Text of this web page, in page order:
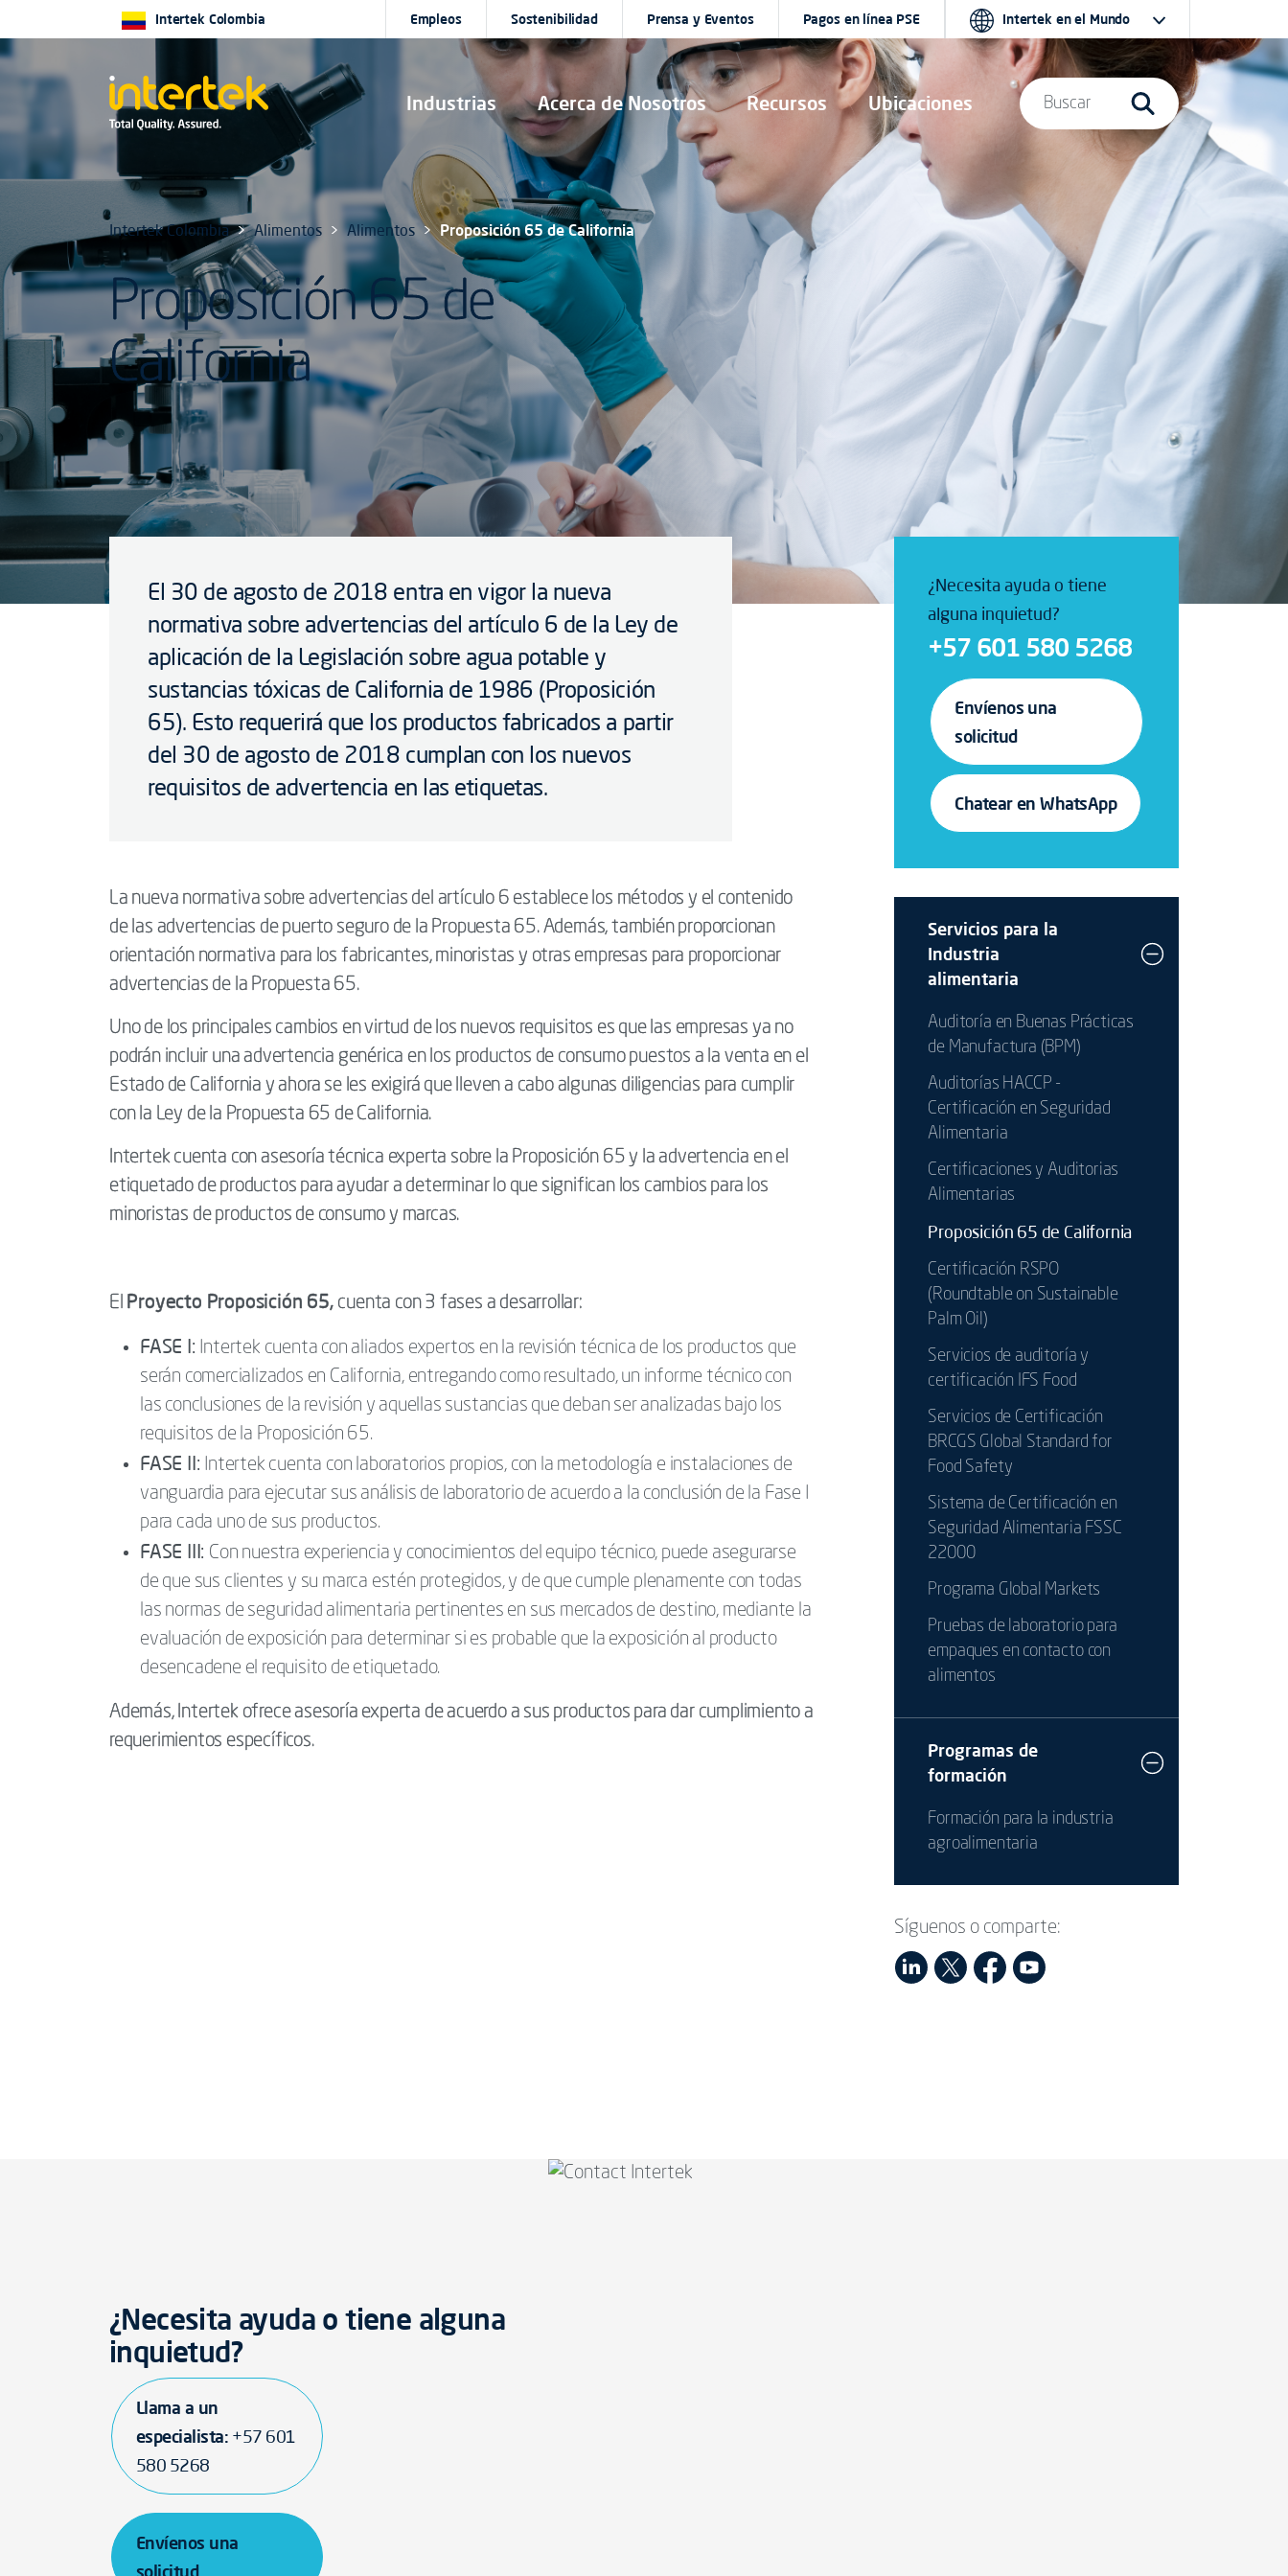
Industrias Acerca de Nosotros Recursos Ubicaciones
Intertek Colombia Empleos Sostenibilidad Prensa y Eventos Pagos en línea PSE Intertek en el Mundo
Buscar
Intertek Colombia Alimentos Alimentos Proposición 65 de California
Proposición 65 de
California
El 30 de agosto de 2018 entra en vigor la nueva
normativa sobre advertencias del artículo 6 de la Ley de
aplicación de la Legislación sobre agua potable y
sustancias tóxicas de California de 1986 (Proposición
65). Esto requerirá que los productos fabricados a partir
del 30 de agosto de 2018 cumplan con los nuevos
requisitos de advertencia en las etiquetas.
La nueva normativa sobre advertencias del artículo 6 establece los métodos y el contenido
de las advertencias de puerto seguro de la Propuesta 65. Además, también proporcionan
orientación normativa para los fabricantes, minoristas y otras empresas para proporcionar
advertencias de la Propuesta 65.
Uno de los principales cambios en virtud de los nuevos requisitos es que las empresas ya no
podrán incluir una advertencia genérica en los productos de consumo puestos a la venta en el
Estado de California y ahora se les exigirá que lleven a cabo algunas diligencias para cumplir
con la Ley de la Propuesta 65 de California.
Intertek cuenta con asesoría técnica experta sobre la Proposición 65 y la advertencia en el
etiquetado de productos para ayudar a determinar lo que significan los cambios para los
minoristas de productos de consumo y marcas.
El Proyecto Proposición 65, cuenta con 3 fases a desarrollar:
FASE I: Intertek cuenta con aliados expertos en la revisión técnica de los productos que
serán comercializados en California, entregando como resultado, un informe técnico con
las conclusiones de la revisión y aquellas sustancias que deban ser analizadas bajo los
requisitos de la Proposición 65.
FASE II: Intertek cuenta con laboratorios propios, con la metodología e instalaciones de
vanguardia para ejecutar sus análisis de laboratorio de acuerdo a la conclusión de la Fase I
para cada uno de sus productos.
FASE III: Con nuestra experiencia y conocimientos del equipo técnico, puede asegurarse
de que sus clientes y su marca estén protegidos, y de que cumple plenamente con todas
las normas de seguridad alimentaria pertinentes en sus mercados de destino, mediante la
evaluación de exposición para determinar si es probable que la exposición al producto
desencadene el requisito de etiquetado.
Además, Intertek ofrece asesoría experta de acuerdo a sus productos para dar cumplimiento a
requerimientos específicos.
¿Necesita ayuda o tiene
alguna inquietud?
+57 601 580 5268
Envíenos una
solicitud
Chatear en WhatsApp
Servicios para la
Industria
alimentaria
Auditoría en Buenas Prácticas
de Manufactura (BPM)
Auditorías HACCP -
Certificación en Seguridad
Alimentaria
Certificaciones y Auditorias
Alimentarias
Proposición 65 de California
Certificación RSPO
(Roundtable on Sustainable
Palm Oil)
Servicios de auditoría y
certificación IFS Food
Servicios de Certificación
BRCGS Global Standard for
Food Safety
Sistema de Certificación en
Seguridad Alimentaria FSSC
22000
Programa Global Markets
Pruebas de laboratorio para
empaques en contacto con
alimentos
Programas de
formación
Formación para la industria
agroalimentaria
Síguenos o comparte:
¿Necesita ayuda o tiene alguna
inquietud?
Llama a un
especialista: +57 601
580 5268
Envíenos una
solicitud